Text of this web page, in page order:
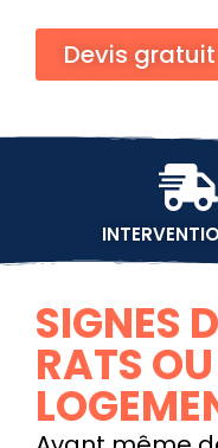
Devis gratuit
SIGNES
RATS